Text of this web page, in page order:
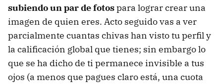
subiendo un par de fotospara lograr crear una
imagen de quien eres. Acto seguido vas a ver
parcialmente cuantas chivas han visto tu perfil y
la calificación global que tienes; sin embargo lo
que se ha dicho de ti permanece invisible a tus
ojos (a menos que pagues claro está, una cuota